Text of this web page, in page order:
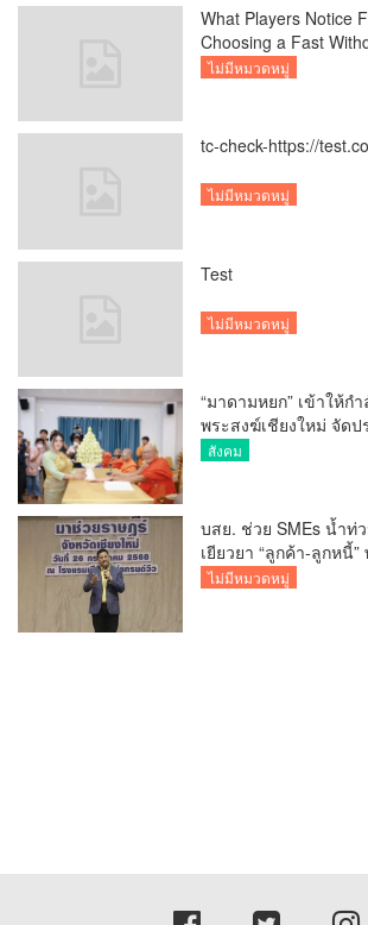
What Players Notice
Choosing a Fast
UK
ไม่มีหมวดหมู่
tc-check-https://
ไม่มีหมวดหมู่
Test
ไม่มีหมวดหมู่
“มาดามหยก” เข้าให้ก
พระสงฆ์เชียงใหม่ จัด
รายรับรายจ่ายของวัด
สังคม
บสย. ช่วย SMEs น้ำท่
เยียวยา “ลูกค้า-ลูกหนี้
ธรรมเนียม-ค่างวด
ไม่มีหมวดหมู่